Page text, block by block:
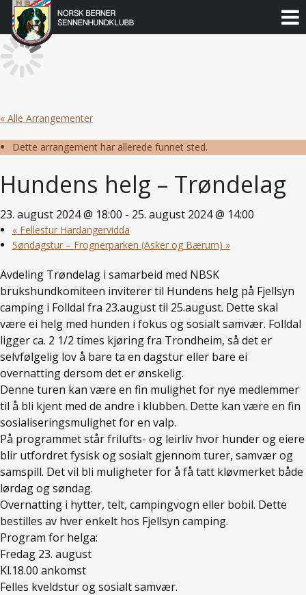
Gå
til
innholdet
Norsk
Berner
Sennenhundklubb
« Alle Arrangementer
Dette arrangement har allerede funnet sted.
Hundens helg – Trøndelag
23. august 2024 @ 18:00 - 25. august 2024 @ 14:00
«Fellestur Hardangervidda
Søndagstur – Frognerparken (Asker og Bærum) »
Avdeling Trøndelag i samarbeid med NBSK
brukshundkomiteen inviterer til Hundens helg på Fjellsyn
camping i Folldal fra 23.august til 25.august. Dette skal
være ei helg med hunden i fokus og sosialt samvær. Folldal
ligger ca. 2 1/2 times kjøring fra Trondheim, så det er
selvfølgelig lov å bare ta en dagstur eller bare ei
overnatting dersom det er ønskelig.
Denne turen kan være en fin mulighet for nye medlemmer
til å bli kjent med de andre i klubben. Dette kan være en fin
sosialiseringsmulighet for en valp.
På programmet står frilufts- og leirliv hvor hunder og eiere
blir utfordret fysisk og sosialt gjennom turer, samvær og
samspill. Det vil bli muligheter for å få tatt kløvmerket både
lørdag og søndag.
Overnatting i hytter, telt, campingvogn eller bobil. Dette
bestilles av hver enkelt hos Fjellsyn camping.
Program for helga:
Fredag 23. august
Kl.18.00 ankomst
Felles kveldstur og sosialt samvær.